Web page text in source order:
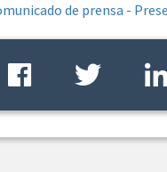
de prensa -